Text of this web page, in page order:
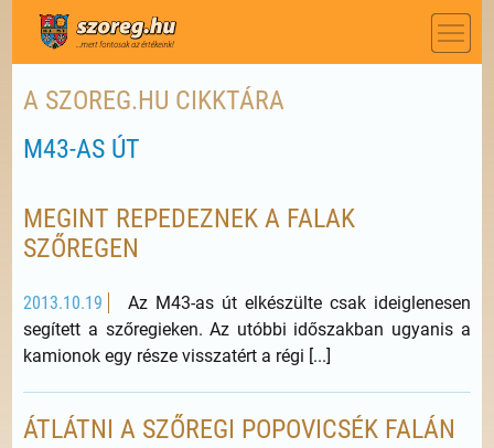
A SZOREG.HU CIKKTÁRA
M43-AS ÚT
MEGINT REPEDEZNEK A FALAK
SZŐREGEN
2013.10.19
Az M43-as út elkészülte csak ideiglenesen
segített a szőregieken. Az utóbbi időszakban ugyanis a
kamionok egy része visszatért a régi [...]
ÁTLÁTNI A SZŐREGI POPOVICSÉK FALÁN